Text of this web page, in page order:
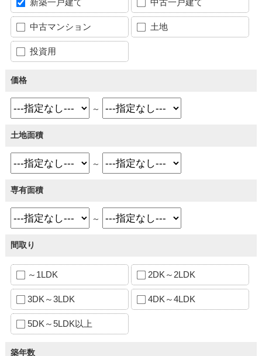
新築一戸建て 中古一戸建て
中古マンション 土地
投資用
価格
～
土地面積
～
専有面積
～
間取り
～1LDK 2DK～2LDK
3DK～3LDK 4DK～4LDK
5DK～5LDK以上
築年数